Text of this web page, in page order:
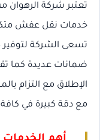
تعتبر شركة الرهوان
خدمات نقل عفش
تسعى الشركة
ضمانات عديدة كما
الإطلاق مع التزام
مع دقة كبيرة في